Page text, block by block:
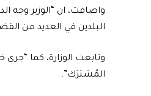
واضافت، ان “الوزير وجه
البلدين في العديد من
وتابعت الوزارة، كما
المُشترَك”.